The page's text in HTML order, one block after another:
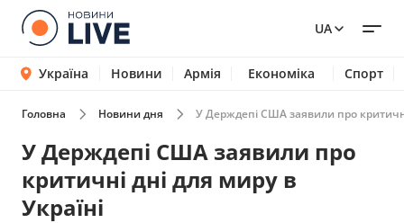
UA
Україна Новини Армія Економіка Спорт
Головна Новини дня У Держдепі США заявили про
У Держдепі США заявили про
критичні дні для миру в
Україні